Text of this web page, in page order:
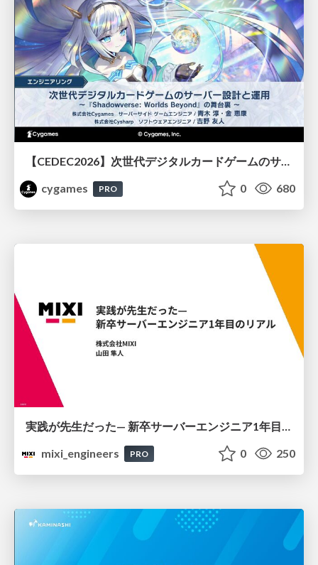
【CEDEC2026】次世代デジタルカードゲームのサーバー設計と運用 〜『Shadowverse: Worlds Beyond』の舞台裏～
cygames
PRO 0 680
mixi_engineers
PRO 0 250